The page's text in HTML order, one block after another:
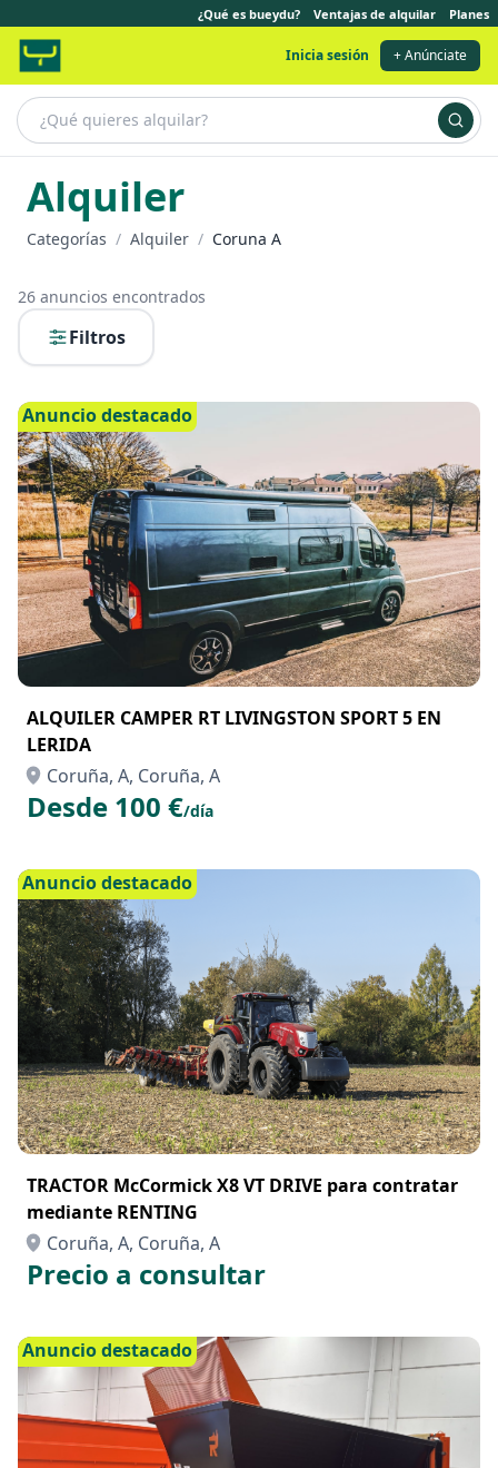
¿Qué es bueydu? Ventajas de alquilar Planes
Inicia sesión + Anúnciate
Alquiler
Categorías / Alquiler / Coruna A
26 anuncios encontrados
Filtros
Anuncio destacado
ALQUILER CAMPER RT LIVINGSTON SPORT 5 EN
LERIDA
Coruña, A, Coruña, A
Desde 100 €/día
Anuncio destacado
TRACTOR McCormick X8 VT DRIVE para contratar
mediante RENTING
Coruña, A, Coruña, A
Precio a consultar
Anuncio destacado